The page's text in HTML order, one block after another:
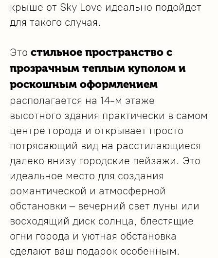
крыше от Sky Love идеально подойдет
для такого случая.
Это стильное пространство с
прозрачным теплым куполом и
роскошным оформлением
располагается на 14-м этаже
высотного здания практически в самом
центре города и открывает просто
потрясающий вид на расстилающиеся
далеко внизу городские пейзажи. Это
идеальное место для создания
романтической и атмосферной
обстановки – вечерний свет луны или
восходящий диск солнца, блестящие
огни города и уютная обстановка
сделают ваш подарок особенным.